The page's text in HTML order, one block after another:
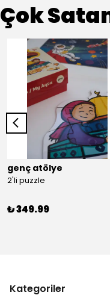
Çok
genç atölye
2'li puzzle
₺ 349.99
Kategoriler